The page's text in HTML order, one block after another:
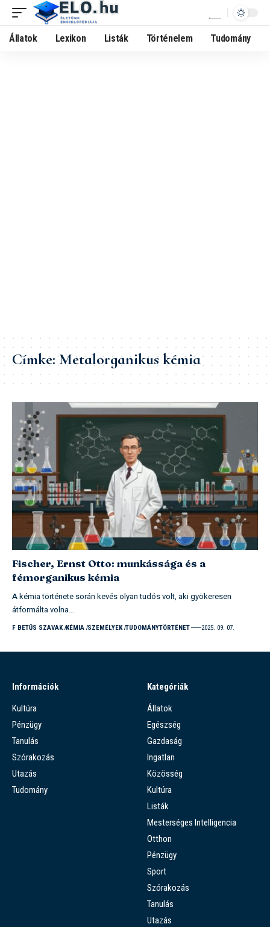
Állatok Lexikon Listák Történelem Tudomány
Címke:Metalorganikus kémia
Fischer, Ernst Otto: munkássága és a
fémorganikus kémia
A kémia története során kevés olyan tudós volt, aki gyökeresen
átformálta volna…
F BETŰS SZAVAK KÉMIA SZEMÉLYEK TUDOMÁNYTÖRTÉNET 2025. 09. 07.
Információk
Kultúra
Pénzügy
Tanulás
Szórakozás
Utazás
Tudomány
Kategóriák
Állatok
Egészség
Gazdaság
Ingatlan
Közösség
Kultúra
Listák
Mesterséges Intelligencia
Otthon
Pénzügy
Sport
Szórakozás
Tanulás
Utazás